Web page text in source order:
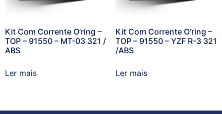
Kit Com Corrente O’ring –
TOP – 91550 – MT-03 321 /
ABS
Ler mais
Kit Com Corrente O’ring –
TOP – 91550 – YZF R-3 321
/ABS
Ler mais